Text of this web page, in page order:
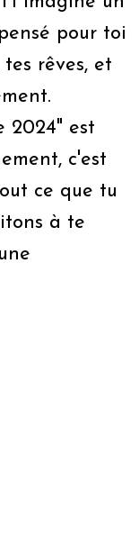
pour toi
rêves, et
2024" est
c'est
ce que tu
à te